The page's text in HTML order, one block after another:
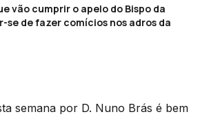
vão cumprir o apelo do Bispo da
se de fazer comícios nos adros da
semana por D. Nuno Brás é bem